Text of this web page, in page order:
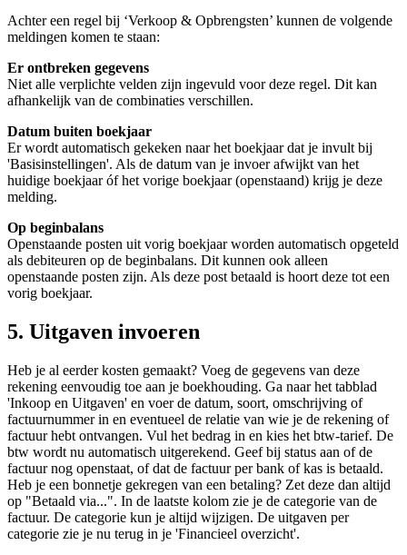
Achter een regel bij ‘Verkoop & Opbrengsten’ kunnen de volgende
meldingen komen te staan:
Er ontbreken gegevens
Niet alle verplichte velden zijn ingevuld voor deze regel. Dit kan
afhankelijk van de combinaties verschillen.
Datum buiten boekjaar
Er wordt automatisch gekeken naar het boekjaar dat je invult bij
'Basisinstellingen'. Als de datum van je invoer afwijkt van het
huidige boekjaar óf het vorige boekjaar (openstaand) krijg je deze
melding.
Op beginbalans
Openstaande posten uit vorig boekjaar worden automatisch opgeteld
als debiteuren op de beginbalans. Dit kunnen ook alleen
openstaande posten zijn. Als deze post betaald is hoort deze tot een
vorig boekjaar.
5. Uitgaven invoeren
Heb je al eerder kosten gemaakt? Voeg de gegevens van deze
rekening eenvoudig toe aan je boekhouding. Ga naar het tabblad
'Inkoop en Uitgaven' en voer de datum, soort, omschrijving of
factuurnummer in en eventueel de relatie van wie je de rekening of
factuur hebt ontvangen. Vul het bedrag in en kies het btw-tarief. De
btw wordt nu automatisch uitgerekend. Geef bij status aan of de
factuur nog openstaat, of dat de factuur per bank of kas is betaald.
Heb je een bonnetje gekregen van een betaling? Zet deze dan altijd
op "Betaald via...". In de laatste kolom zie je de categorie van de
factuur. De categorie kun je altijd wijzigen. De uitgaven per
categorie zie je nu terug in je 'Financieel overzicht'.